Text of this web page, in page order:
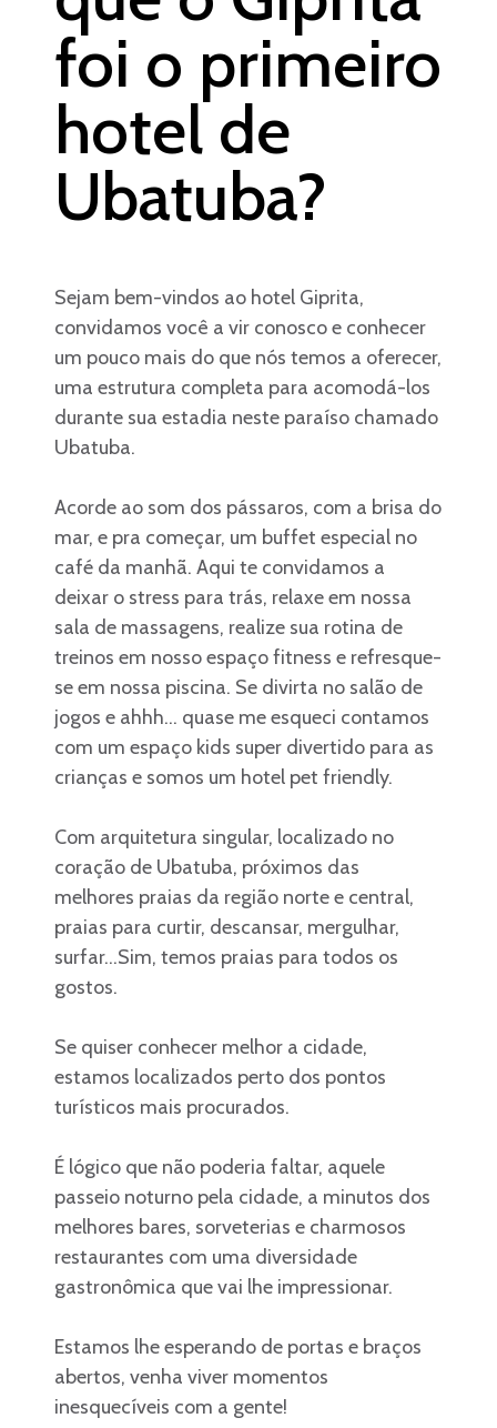
foi o primeiro
hotel de
Ubatuba?
Sejam bem-vindos ao hotel Giprita,
convidamos você a vir conosco e conhecer
um pouco mais do que nós temos a oferecer,
uma estrutura completa para acomodá-los
durante sua estadia neste paraíso chamado
Ubatuba.
Acorde ao som dos pássaros, com a brisa do
mar, e pra começar, um buffet especial no
café da manhã. Aqui te convidamos a
deixar o stress para trás, relaxe em nossa
sala de massagens, realize sua rotina de
treinos em nosso espaço fitness e refresque-
se em nossa piscina. Se divirta no salão de
jogos e ahhh... quase me esqueci contamos
com um espaço kids super divertido para as
crianças e somos um hotel pet friendly.
Com arquitetura singular, localizado no
coração de Ubatuba, próximos das
melhores praias da região norte e central,
praias para curtir, descansar, mergulhar,
surfar...Sim, temos praias para todos os
gostos.
Se quiser conhecer melhor a cidade,
estamos localizados perto dos pontos
turísticos mais procurados.
É lógico que não poderia faltar, aquele
passeio noturno pela cidade, a minutos dos
melhores bares, sorveterias e charmosos
restaurantes com uma diversidade
gastronômica que vai lhe impressionar.
Estamos lhe esperando de portas e braços
abertos, venha viver momentos
inesquecíveis com a gente!